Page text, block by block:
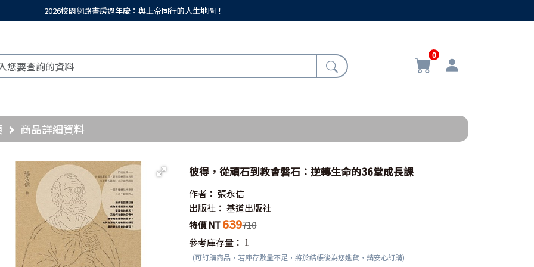
2026校園網路書房週年慶：與上帝同行的人生地圖！
0
商品詳細資料
彼得，從頑石到教會磐石：逆轉生命的36堂成長課
作者： 張永信
出版社： 基道出版社
特價 NT639710
參考庫存量： 1
(可訂購商品，若庫存數量不足，將於結帳後為您進貨，請安心訂購)